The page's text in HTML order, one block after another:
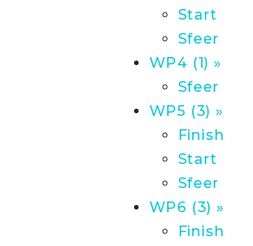
Start
Sfeer
WP4 (1) »
Sfeer
WP5 (3) »
Finish
Start
Sfeer
WP6 (3) »
Finish